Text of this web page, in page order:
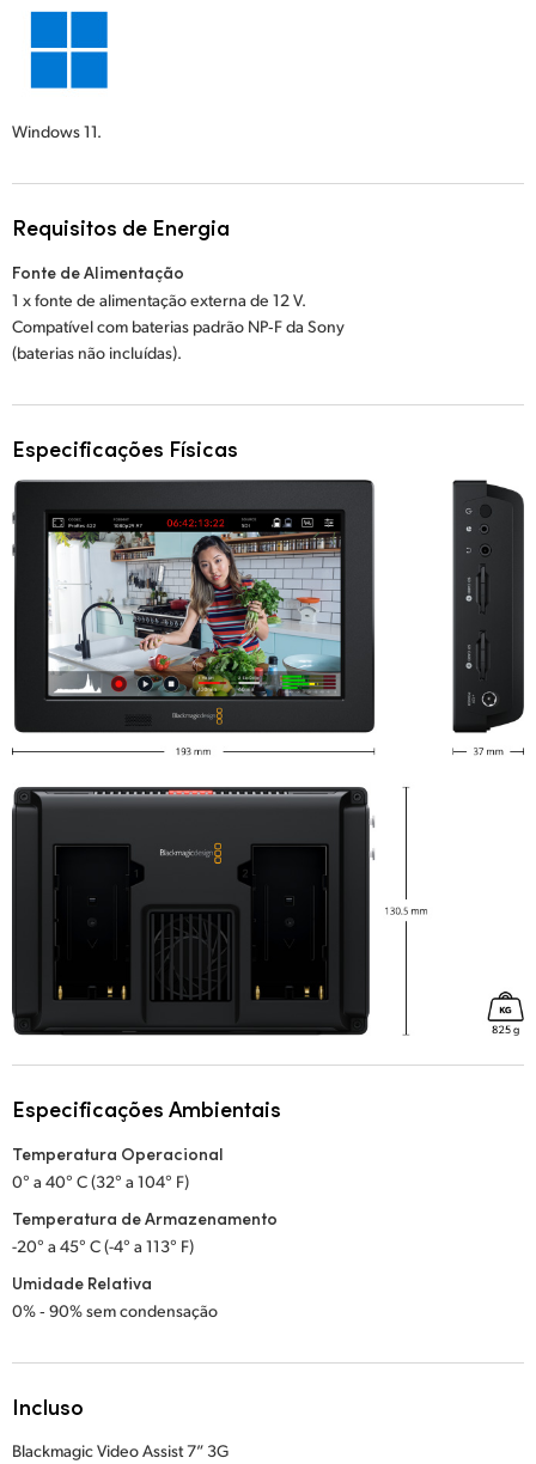
Windows 11.
Requisitos de Energia
Fonte de Alimentação
1 x fonte de alimentação externa de 12 V.
Compatível com baterias padrão NP‑F da Sony
(baterias não incluídas).
Especificações Físicas
Especificações Ambientais
Temperatura Operacional
0° a 40° C (32° a 104° F)
Temperatura de Armazenamento
-20° a 45° C (-4° a 113° F)
Umidade Relativa
0% ‑ 90% sem condensação
Incluso
Blackmagic Video Assist 7” 3G